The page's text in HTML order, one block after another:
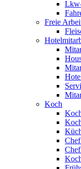
Freie
Koch